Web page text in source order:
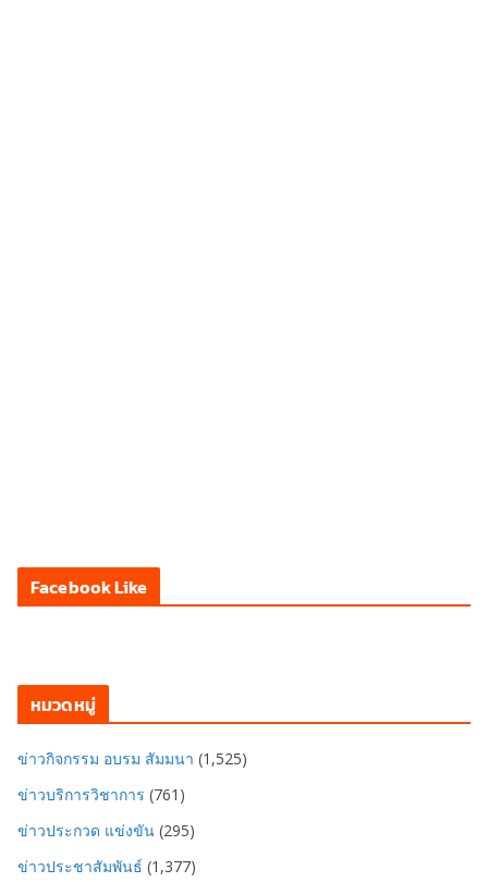
Facebook Like
หมวดหมู่
ข่าวกิจกรรม อบรม สัมมนา (1,525)
ข่าวบริการวิชาการ (761)
ข่าวประกวด แข่งขัน (295)
ข่าวประชาสัมพันธ์ (1,377)